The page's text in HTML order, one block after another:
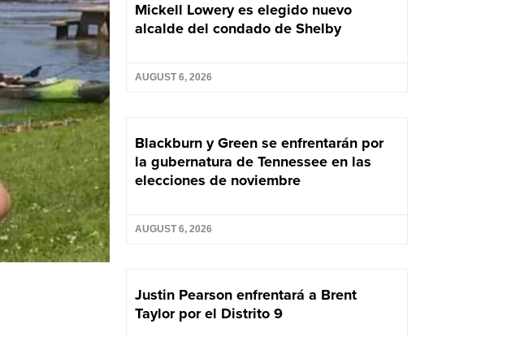
Mickell Lowery es elegido nuevo
alcalde del condado de Shelby
AUGUST 6, 2026
Blackburn y Green se enfrentarán por
la gubernatura de Tennessee en las
elecciones de noviembre
AUGUST 6, 2026
Justin Pearson enfrentará a Brent
Taylor por el Distrito 9